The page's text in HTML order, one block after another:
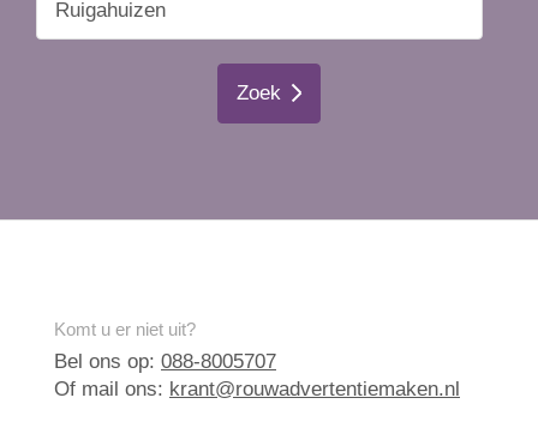
Zoek
Komt u er niet uit?
Bel ons op: 088-8005707
Of mail ons: krant@rouwadvertentiemaken.nl